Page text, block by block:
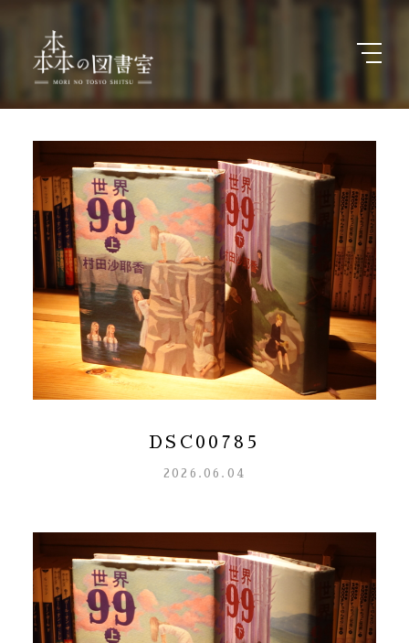
DSC00785
2026.06.04